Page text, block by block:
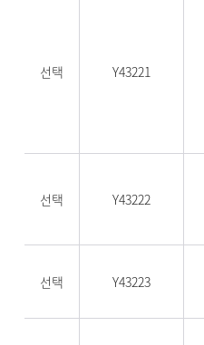
선택 Y43221
선택 Y43222
선택 Y43223